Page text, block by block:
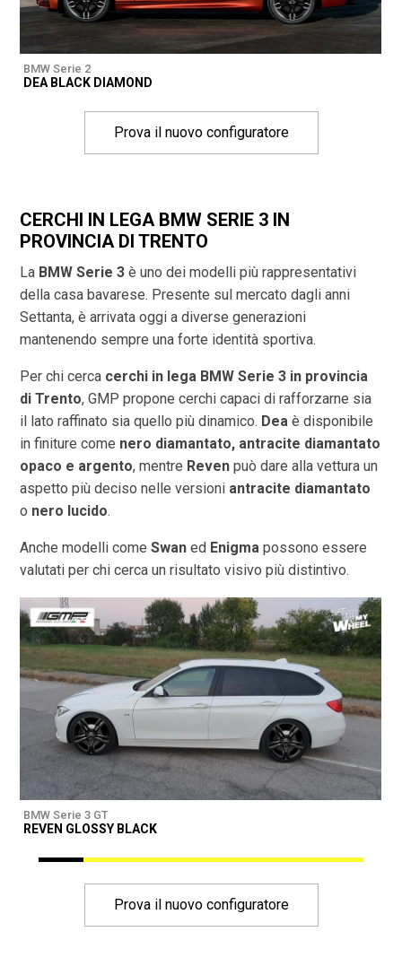
BMW Serie 2
DEA BLACK DIAMOND
Prova il nuovo configuratore
CERCHI IN LEGA BMW SERIE 3 IN
PROVINCIA DITRENTO
La BMW Serie 3 è uno dei modelli più rappresentativi
della casa bavarese. Presente sul mercato dagli anni
Settanta, è arrivata oggi a diverse generazioni
mantenendo sempre una forte identità sportiva.
Per chi cerca cerchi in lega BMW Serie 3 in provincia
diTrento, GMP propone cerchi capaci di rafforzarne sia
il lato raffinato sia quello più dinamico. Dea è disponibile
in finiture come nero diamantato, antracite diamantato
opaco e argento, mentre Reven può dare alla vettura un
aspetto più deciso nelle versioni antracite diamantato
o nero lucido.
Anche modelli comeSwan ed Enigma possono essere
valutati per chi cerca un risultato visivo più distintivo.
BMW Serie 3 GT
REVEN GLOSSY BLACK
Prova il nuovo configuratore